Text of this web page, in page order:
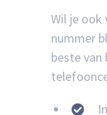
Wil je ook
nummer
beste